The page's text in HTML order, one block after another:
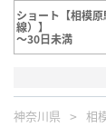
ショート【相模
線）】
～30日未満
神奈川県 相